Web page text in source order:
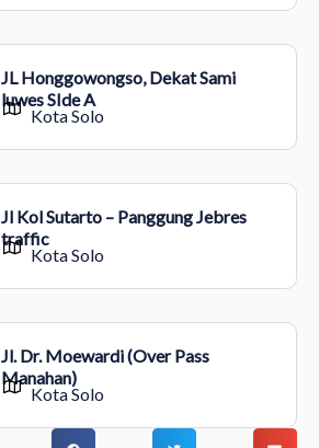
JL Honggowongso, Dekat Sami
luwes SIde A
Kota Solo
Jl Kol Sutarto – Panggung Jebres
traffic
Kota Solo
Jl. Dr. Moewardi (Over Pass
Manahan)
Kota Solo